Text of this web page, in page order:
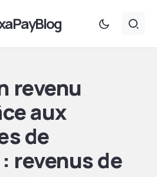
revenu
aux
de
revenus de